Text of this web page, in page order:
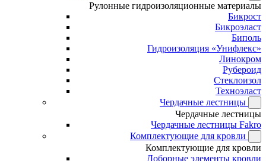
Рулонные гидроизоляционные материалы
Бикрост
Бикроэласт
Биполь
Гидроизоляция «Унифлекс»
Линокром
Рубероид
Стеклоизол
Техноэласт
Чердачные лестницы
Чердачные лестницы
Чердачные лестницы Fakro
Комплектующие для кровли
Комплектующие для кровли
Доборные элементы кровли